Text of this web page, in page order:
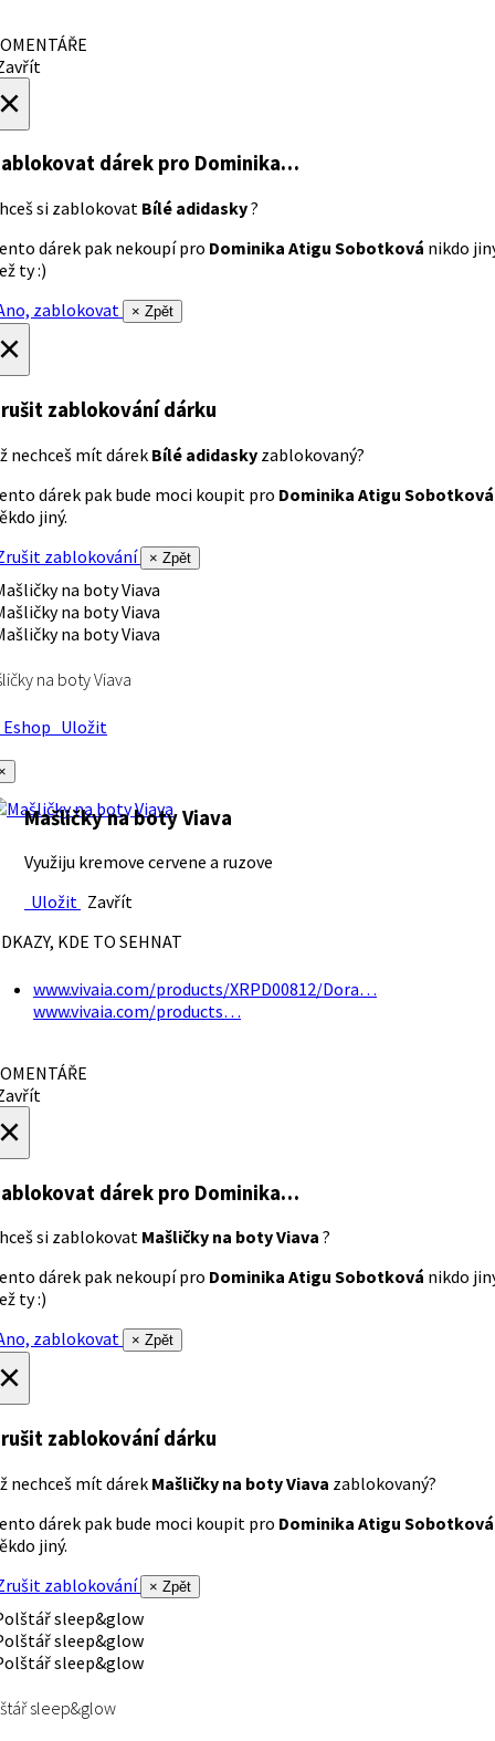
dárek pro Dominika…
si zablokovat Bílé adidasky?
dárek pak nekoupí pro Dominika Atigu Sobotková nikdo
ty :)
zablokovat
× Zpět
zablokování dárku
nechceš mít dárek Bílé adidasky zablokovaný?
dárek pak bude moci koupit pro Dominika Atigu Sobotková
jiný.
zablokování
× Zpět
na boty Viava
Uložit
Mašličky na boty Viava
Využiju kremove cervene a ruzove
Uložit Zavřít
KDE TO SEHNAT
www.vivaia.com/products/XRPD00812/Dora…
www.vivaia.com/products…
dárek pro Dominika…
si zablokovat Mašličky na boty Viava ?
dárek pak nekoupí pro Dominika Atigu Sobotková nikdo
ty :)
zablokovat
× Zpět
zablokování dárku
nechceš mít dárek Mašličky na boty Viava zablokovaný?
dárek pak bude moci koupit pro Dominika Atigu Sobotková
jiný.
zablokování
× Zpět
sleep&glow